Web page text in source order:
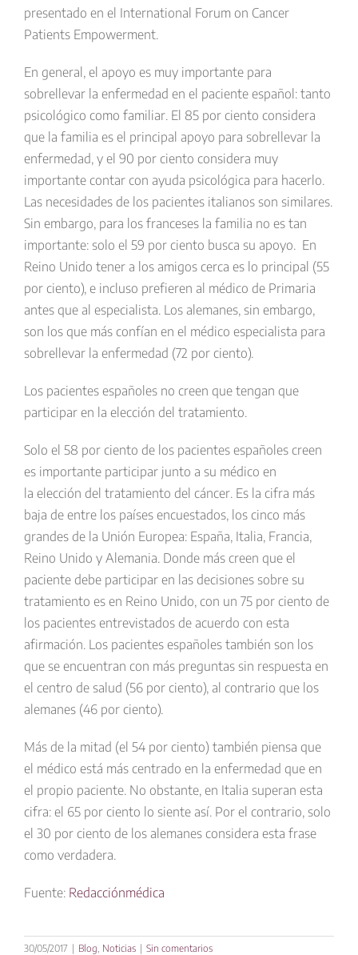
presentado en el International Forum on Cancer
Patients Empowerment.
En general, el apoyo es muy importante para
sobrellevar la enfermedad en el paciente español: tanto
psicológico como familiar. El 85 por ciento considera
que la familia es el principal apoyo para sobrellevar la
enfermedad, y el 90 por ciento considera muy
importante contar con ayuda psicológica para hacerlo.
Las necesidades de los pacientes italianos son similares.
Sin embargo, para los franceses la familia no es tan
importante: solo el 59 por ciento busca su apoyo. En
Reino Unido tener a los amigos cerca es lo principal (55
por ciento), e incluso prefieren al médico de Primaria
antes que al especialista. Los alemanes, sin embargo,
son los que más confían en el médico especialista para
sobrellevar la enfermedad (72 por ciento).
Los pacientes españoles no creen que tengan que
participar en la elección del tratamiento.
Solo el 58 por ciento de los pacientes españoles creen
es importante participar junto a su médico en
la elección del tratamiento del cáncer. Es la cifra más
baja de entre los países encuestados, los cinco más
grandes de la Unión Europea: España, Italia, Francia,
Reino Unido y Alemania. Donde más creen que el
paciente debe participar en las decisiones sobre su
tratamiento es en Reino Unido, con un 75 por ciento de
los pacientes entrevistados de acuerdo con esta
afirmación. Los pacientes españoles también son los
que se encuentran con más preguntas sin respuesta en
el centro de salud (56 por ciento), al contrario que los
alemanes (46 por ciento).
Más de la mitad (el 54 por ciento) también piensa que
el médico está más centrado en la enfermedad que en
el propio paciente. No obstante, en Italia superan esta
cifra: el 65 por ciento lo siente así. Por el contrario, solo
el 30 por ciento de los alemanes considera esta frase
como verdadera.
Fuente: Redacciónmédica
30/05/2017 | Blog, Noticias | Sin comentarios